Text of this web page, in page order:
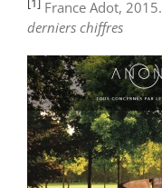
France Adot, 2015.
derniers chiffres